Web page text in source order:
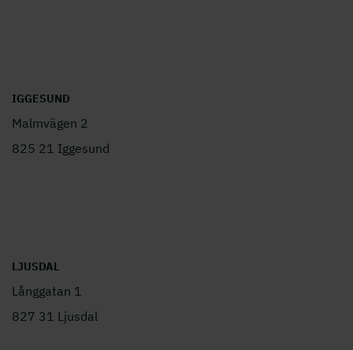
IGGESUND
Malmvägen 2
825 21 Iggesund
LJUSDAL
Långgatan 1
827 31 Ljusdal